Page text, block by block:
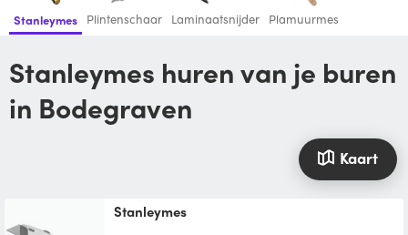
Stanleymes Plintenschaar Laminaatsnijder Plamuurmes
Stanleymes huren van je buren
in Bodegraven
Kaart
Stanleymes